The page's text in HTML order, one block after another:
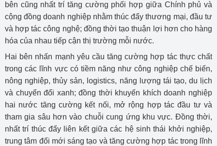
bên cũng nhất trí tăng cường phối hợp giữa Chính phủ và
cộng đồng doanh nghiệp nhằm thúc đẩy thương mại, đầu tư
và hợp tác công nghệ; đồng thời tạo thuận lợi hơn cho hàng
hóa của nhau tiếp cận thị trường mỗi nước.
Hai bên nhấn mạnh yêu cầu tăng cường hợp tác thực chất
trong các lĩnh vực có tiềm năng như công nghiệp chế biến,
nông nghiệp, thủy sản, logistics, năng lượng tái tạo, du lịch
và chuyển đổi xanh; đồng thời khuyến khích doanh nghiệp
hai nước tăng cường kết nối, mở rộng hợp tác đầu tư và
tham gia sâu hơn vào chuỗi cung ứng khu vực. Đồng thời,
nhất trí thúc đẩy liên kết giữa các hệ sinh thái khởi nghiệp,
trung tâm đổi mới sáng tạo và tăng cường hợp tác trong lĩnh